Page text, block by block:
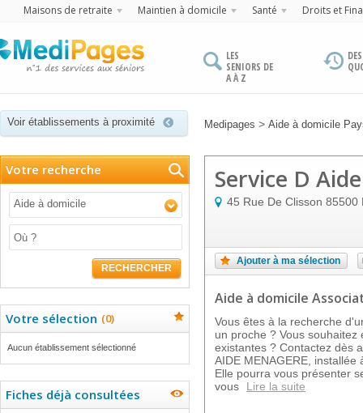
Maisons de retraite Maintien à domicile Santé Droits et
LES
SENIORS DE
A À Z
Voir établissements à proximité Medipages > Aide à domicile
Votre recherche
Aide à domicile
RECHERCHER
Votre sélection (0)
Aucun établissement sélectionné
Fiches déjà consultées
Service D
45 Rue De Clisson 85500
Ajouter à ma sélection
Aide à domicile
Vous êtes à la recherche
un proche ? Vous
existantes ? Contactez dès
AIDE MENAGERE, installée
Elle pourra vous présenter
vous
Lire la suite